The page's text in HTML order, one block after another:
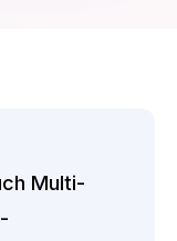
Multi-